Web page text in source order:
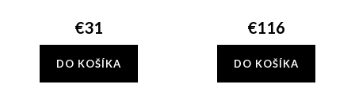
€31
DO KOŠÍKA
€116
DO KOŠÍKA